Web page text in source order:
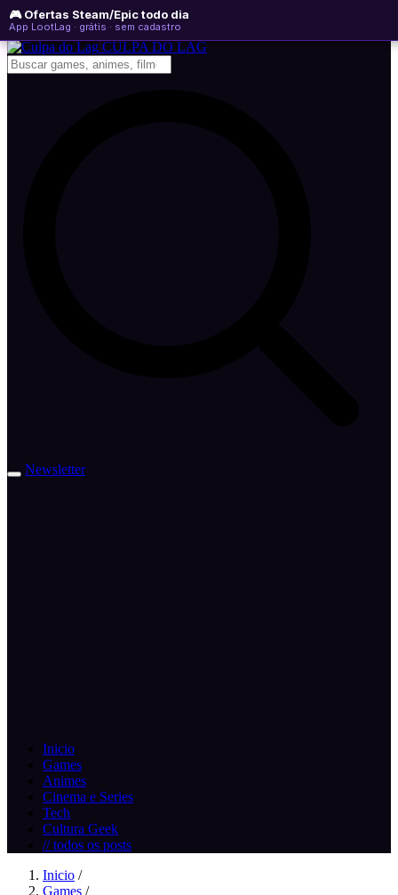
🎮 Ofertas Steam/Epic todo dia
App LootLag · grátis · sem cadastro
domingo, 09 de agosto de 2026 WhatsApp
Newsletter
CULPA DO LAG
Newsletter
Inicio
Games
Animes
Cinema e Series
Tech
Cultura Geek
// todos os posts
Inicio /
Games /